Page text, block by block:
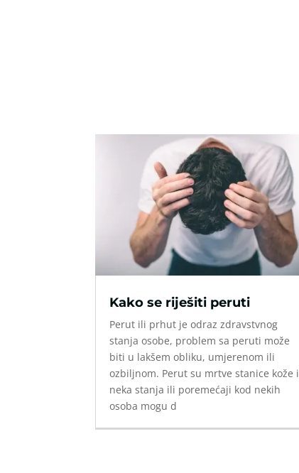
Kako se riješiti peruti
Perut ili prhut je odraz zdravstvnog
stanja osobe, problem sa peruti može
biti u lakšem obliku, umjerenom ili
ozbiljnom. Perut su mrtve stanice kože i
neka stanja ili poremećaji kod nekih
osoba mogu d